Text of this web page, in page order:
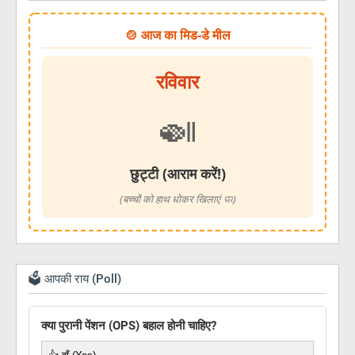
🍲 आज का मिड-डे मील
रविवार
🍛
छुट्टी (आराम करें!)
(बच्चों को हाथ धोकर खिलाएं 🧼)
🗳️ आपकी राय (Poll)
क्या पुरानी पेंशन (OPS) बहाल होनी चाहिए?